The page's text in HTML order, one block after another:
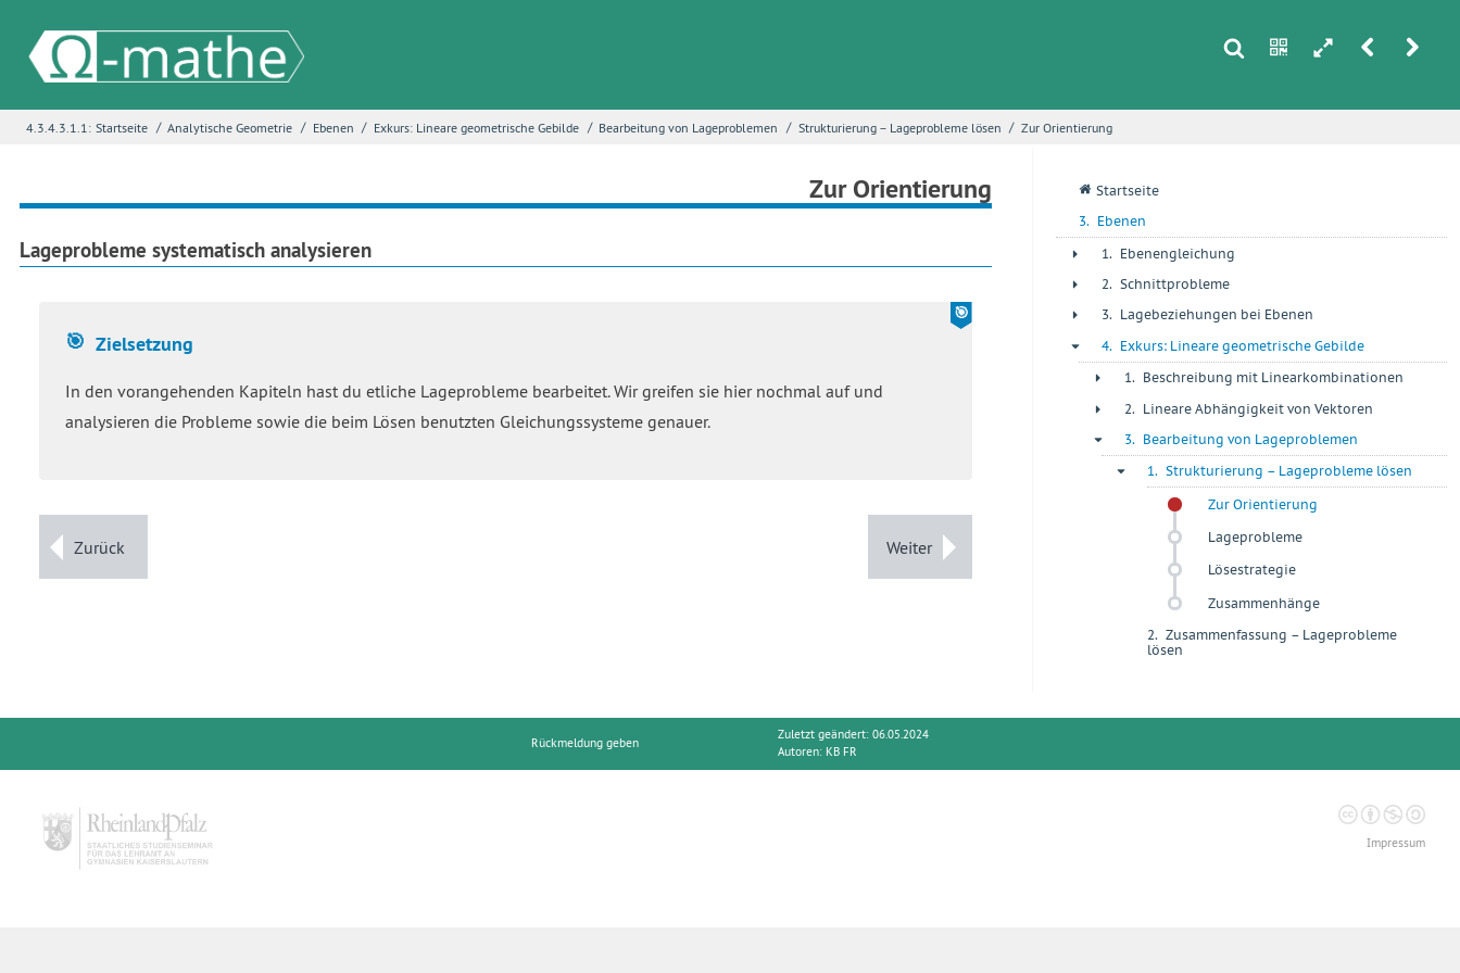
s n h r u
4.3.4.3.1.1: Startseite / Analytische Geometrie / Ebenen / Exkurs: Lineare geometrische Gebilde / Bearbeitung von Lageproblemen / Strukturierung – Lageprobleme lösen / Zur Orientierung
Zur Orientierung
Lageprobleme systematisch analysieren
Zielsetzung
In den vorangehenden Kapiteln hast du etliche Lageprobleme bearbeitet. Wir greifen sie hier nochmal auf und
analysieren die Probleme sowie die beim Lösen benutzten Gleichungssysteme genauer.
Zurück Weiter
q Startseite
3. Ebenen
+ 1. Ebenengleichung
+ 2. Schnittprobleme
+ 3. Lagebeziehungen bei Ebenen
- 4. Exkurs: Lineare geometrische Gebilde
+ 1. Beschreibung mit Linearkombinationen
+ 2. Lineare Abhängigkeit von Vektoren
- 3. Bearbeitung von Lageproblemen
- 1. Strukturierung – Lageprobleme lösen
Zur Orientierung
Lageprobleme
Lösestrategie
Zusammenhänge
2. Zusammenfassung – Lageprobleme
lösen
Rückmeldung geben
Zuletzt geändert: 06.05.2024
Autoren: KB FR
Impressum
E-Mail
Fehlerbeschreibung